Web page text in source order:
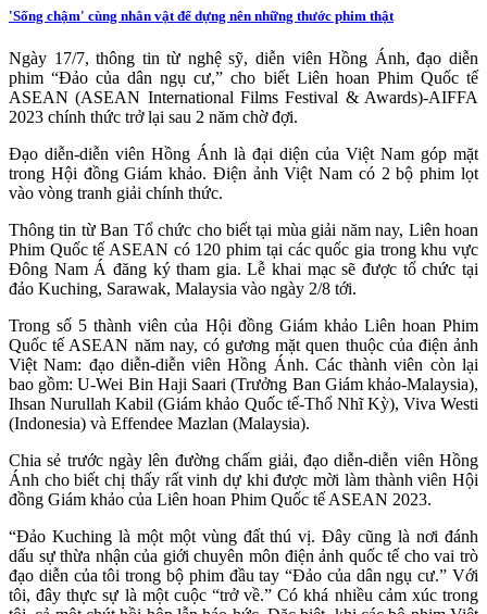
'Sống chậm' cùng nhân vật để dựng nên những thước phim thật
Ngày 17/7, thông tin từ nghệ sỹ, diễn viên Hồng Ánh, đạo diễn
phim “Đảo của dân ngụ cư,” cho biết Liên hoan Phim Quốc tế
ASEAN (ASEAN International Films Festival & Awards)-AIFFA
2023 chính thức trở lại sau 2 năm chờ đợi.
Đạo diễn-diễn viên Hồng Ánh là đại diện của Việt Nam góp mặt
trong Hội đồng Giám khảo. Điện ảnh Việt Nam có 2 bộ phim lọt
vào vòng tranh giải chính thức.
Thông tin từ Ban Tổ chức cho biết tại mùa giải năm nay, Liên hoan
Phim Quốc tế ASEAN có 120 phim tại các quốc gia trong khu vực
Đông Nam Á đăng ký tham gia. Lễ khai mạc sẽ được tổ chức tại
đảo Kuching, Sarawak, Malaysia vào ngày 2/8 tới.
Trong số 5 thành viên của Hội đồng Giám khảo Liên hoan Phim
Quốc tế ASEAN năm nay, có gương mặt quen thuộc của điện ảnh
Việt Nam: đạo diễn-diễn viên Hồng Ánh. Các thành viên còn lại
bao gồm: U-Wei Bin Haji Saari (Trưởng Ban Giám khảo-Malaysia),
Ihsan Nurullah Kabil (Giám khảo Quốc tế-Thổ Nhĩ Kỳ), Viva Westi
(Indonesia) và Effendee Mazlan (Malaysia).
Chia sẻ trước ngày lên đường chấm giải, đạo diễn-diễn viên Hồng
Ánh cho biết chị thấy rất vinh dự khi được mời làm thành viên Hội
đồng Giám khảo của Liên hoan Phim Quốc tế ASEAN 2023.
“Đảo Kuching là một một vùng đất thú vị. Đây cũng là nơi đánh
dấu sự thừa nhận của giới chuyên môn điện ảnh quốc tế cho vai trò
đạo diễn của tôi trong bộ phim đầu tay “Đảo của dân ngụ cư.” Với
tôi, đây thực sự là một cuộc “trở về.” Có khá nhiều cảm xúc trong